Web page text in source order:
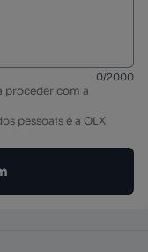
0/2000
proceder com a
pessoais é a OLX